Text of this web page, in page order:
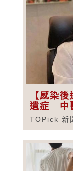
【感染
遺症 中
TOPick 新